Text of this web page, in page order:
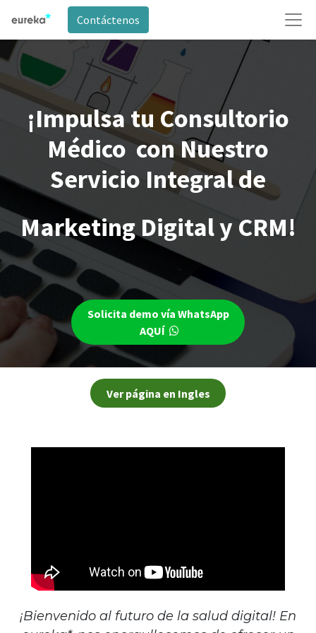
Contáctenos
¡Impulsa tu Consultorio
Médico con Nuestro
Servicio Integral de
Marketing Digital y CRM!
Solicita demo vía WhatsApp
AQUÍ
Ver página en Ingles
¡Bienvenido al futuro de la salud digital! En